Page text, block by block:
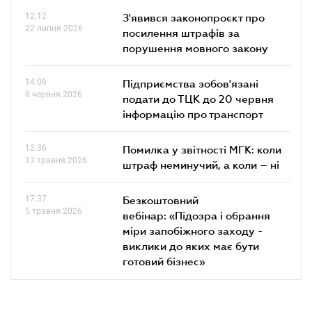
12.12
22 липня 2026
З'явився законопроєкт про
посилення штрафів за
порушення мовного закону
14.06
8 червня 2026
Підприємства зобов'язані
подати до ТЦК до 20 червня
інформацію про транспорт
12.36
13 травня 2026
Помилка у звітності МГК: коли
штраф неминучий, а коли – ні
17.37
5 травня 2026
Безкоштовний
вебінар: «Підозра і обрання
міри запобіжного заходу -
виклики до яких має бути
готовий бізнес»